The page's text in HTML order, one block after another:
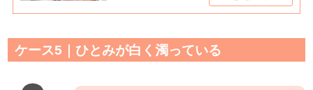
ケース5｜ひとみが白く濁っている